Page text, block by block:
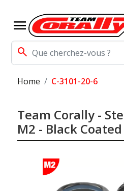
menu
search
Home C-3101-20-6
Team Corally -
M2 - Black